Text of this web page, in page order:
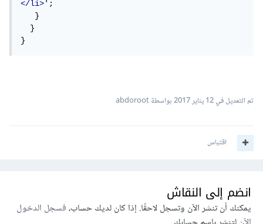
</li>';
   }
  }
}
تم التعديل في12 يناير 2017 بواسطة abdoroot
اقتباس
انضم إلى النقاش
يمكنك أن تنشر الآن وتسجل لاحقًا. إذا كان لديك حساب،فسجل الدخول